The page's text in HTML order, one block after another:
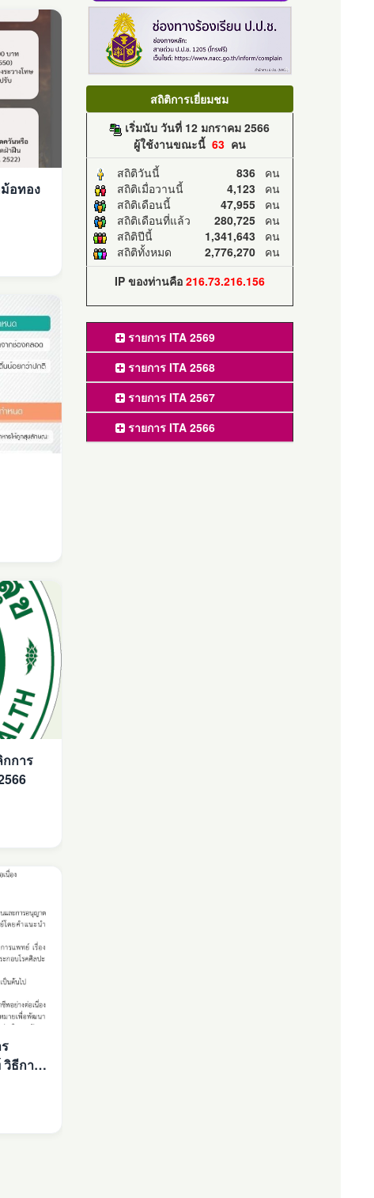
อทอง
การ
ธีการ
สถิติการเยี่ยมชม
เริ่มนับ วันที่ 12 มกราคม 2566
ผู้ใช้งานขณะนี้ 63คน
สถิติวันนี้
836คน
สถิติเมื่อวานนี้
4,123คน
สถิติเดือนนี้
47,955คน
สถิติเดือนที่แล้ว
280,725คน
สถิติปีนี้
1,341,643คน
สถิติทั้งหมด
2,776,270คน
IP ของท่านคือ 216.73.216.156
รายการ ITA 2569
รายการ ITA 2568
รายการ ITA 2567
รายการ ITA 2566